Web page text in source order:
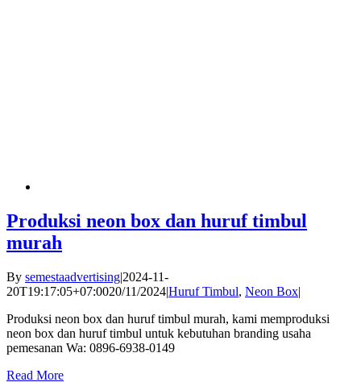
Produksi neon box dan huruf timbul
murah
By semestaadvertising|2024-11-
20T19:17:05+07:0020/11/2024|Huruf Timbul, Neon Box|
Produksi neon box dan huruf timbul murah, kami memproduksi
neon box dan huruf timbul untuk kebutuhan branding usaha
pemesanan Wa: 0896-6938-0149
Read More